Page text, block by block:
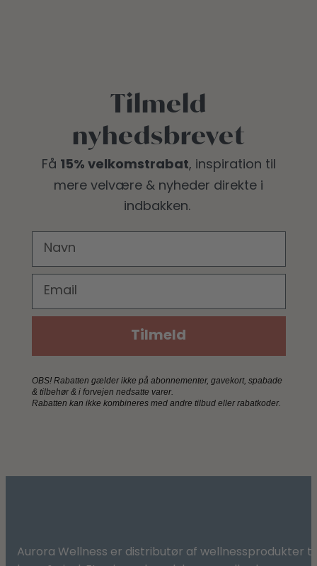
Tilmeld
nyhedsbrevet
Få 15% velkomstrabat, inspiration til
mere velvære & nyheder direkte i
indbakken.
FIRST NAME
EMAIL
Tilmeld
OBS! Rabatten gælder ikke på abonnementer, gavekort, spabade
& tilbehør & i forvejen nedsatte varer.
Rabatten kan ikke kombineres med andre tilbud eller rabatkoder.
Aurora Wellness er distributør af wellnessprodukter til